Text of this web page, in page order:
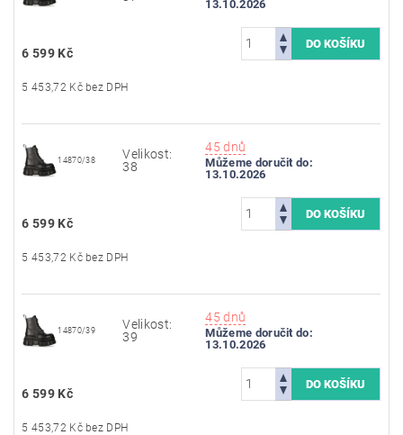
13.10.2026
6 599 Kč
5 453,72 Kč bez DPH
14870/38
Velikost:
38
45 dnů
Můžeme doručit do:
13.10.2026
6 599 Kč
5 453,72 Kč bez DPH
14870/39
Velikost:
39
45 dnů
Můžeme doručit do:
13.10.2026
6 599 Kč
5 453,72 Kč bez DPH